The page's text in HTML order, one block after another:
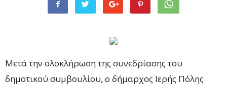
Μετά την ολοκλήρωση της συνεδρίασης του
δημοτικού συμβουλίου, ο δήμαρχος Ιερής Πόλης